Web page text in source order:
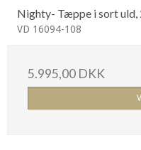
Nighty- Tæppe i sort uld,
VD 16094-108
5.995,00 DKK